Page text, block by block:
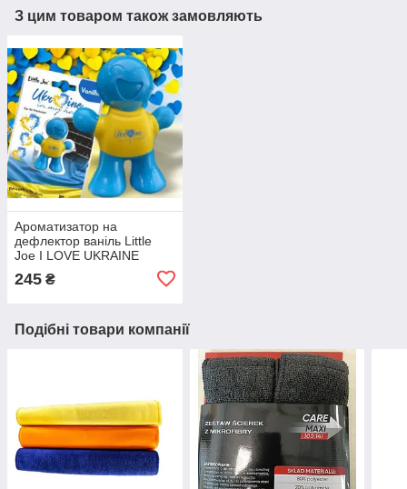
З цим товаром також замовляють
Ароматизатор на
дефлектор ваніль Little
Joe I LOVE UKRAINE
245 ₴
Подібні товари компанії